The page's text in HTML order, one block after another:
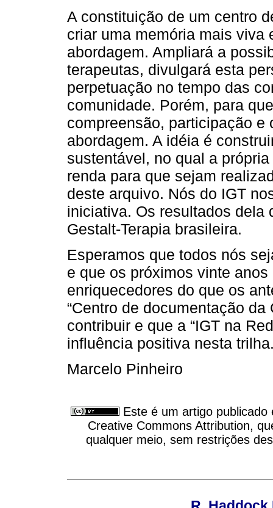
A constituição de um centro
criar uma memória mais viva
abordagem. Ampliará a
terapeutas, divulgará esta
perpetuação no tempo das
comunidade. Porém, para
compreensão, participação
abordagem. A idéia é
sustentável, no qual a
renda para que sejam
deste arquivo. Nós do IGT
iniciativa. Os resultados dela
Gestalt-Terapia brasileira.
Esperamos que todos nós
e que os próximos vinte
enriquecedores do que os
“Centro de documentação
contribuir e que a “IGT na
influência positiva nesta
Marcelo Pinheiro
Este é um artigo
Creative Commons Attribution,
qualquer meio, sem restrições